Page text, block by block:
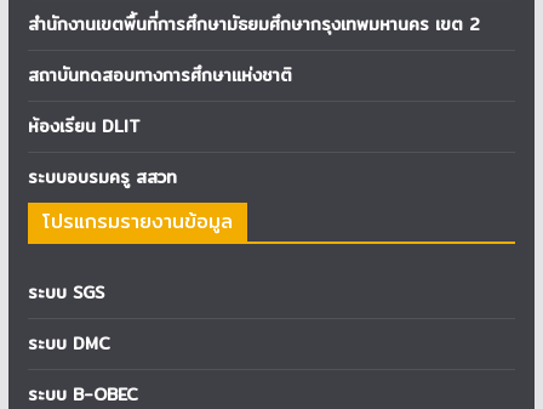
สำนักงานเขตพื้นที่การศึกษามัธยมศึกษากรุงเทพมหานคร เขต 2
สถาบันทดสอบทางการศึกษาแห่งชาติ
ห้องเรียน DLIT
ระบบอบรมครู สสวท
โปรแกรมรายงานข้อมูล
ระบบ SGS
ระบบ DMC
ระบบ B-OBEC